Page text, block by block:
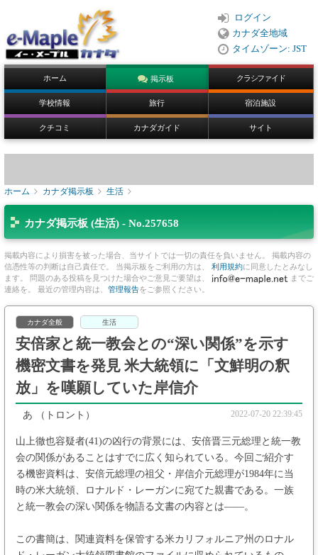
ログイン
カナダ全地域
タイムゾーン: JST
ホーム 掲示板 クラシファイド
学校情報 旅行 宿泊施設
クチコミ カナダガイド サイト
ホーム カナダ掲示板 生活
カナダ掲示板 (生活) - No.257658
掲載内容により損害を被った場合、当サイトでは一切の責任を負いません。 掲載内容の
信憑性等の判断は自己責任で。 当掲示板をご利用の方は、 利用規約に同意したとみなし
ます。 問題のある投稿を見つけた場合やご意見ご要望は、
までご
連絡を。 最近の管理内容は、 管理報告をご参照ください。
カナダ全般 生活
安倍家と統一教会との“深い関係”を示す
機密文書を発見 米大統領に「文鮮明の釈
放」を嘆願していた岸信介
あ （トロント） 2022-07-20 22:39:45
山上徹也容疑者(41)の凶行の背景には、安倍晋三元総理と統一教
会の関係があることはすでに広く知られている。今回ご紹介す
る機密資料は、安倍元総理の祖父・岸信介元総理が1984年に当
時の米大統領、ロナルド・レーガンに宛てた親書である。一族
と統一教会の深い関係を物語る文書の内容とは――。
この書簡は、関連資料を保管する米カリフォルニア州のロナル